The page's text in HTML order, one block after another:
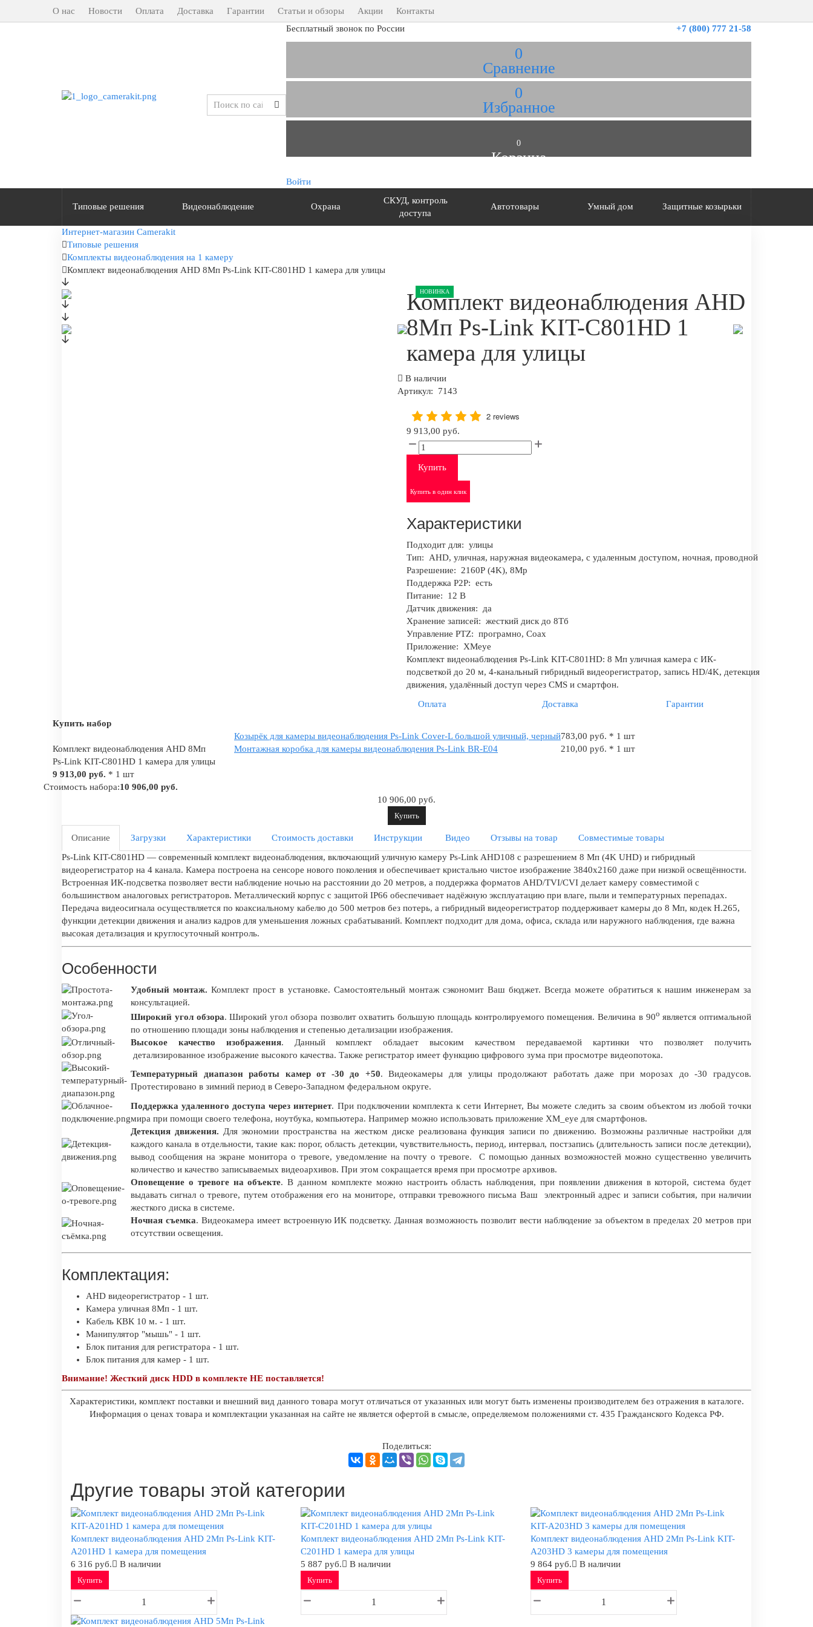
О нас Новости Оплата Доставка Гарантии Статьи и обзоры Акции
Контакты
+7 (800) 777 21-58
Бесплатный звонок по России
0
Сравнение
0
Избранное
0
Корзина
Войти
Типовые решения Видеонаблюдение Охрана
СКУД, контроль
доступа
Автотовары Умный дом Защитные козырьки
Интернет-магазин Camerakit
Типовые решения
Комплекты видеонаблюдения на 1 камеру
Комплект видеонаблюдения AHD 8Мп Ps-Link KIT-C801HD 1 камера для улицы
НОВИНКА
Комплект видеонаблюдения AHD
8Мп Ps-Link KIT-C801HD 1
камера для улицы
В наличии
Артикул:
7143
2 reviews
9 913,00 руб.
Купить
Купить в один клик
Характеристики
Подходит для: улицы
Тип:
AHD, уличная, наружная видеокамера, с удаленным доступом, ночная, проводной
Разрешение:
2160Р (4K), 8Mp
Поддержка P2P: есть
Питание:
12 В
Датчик движения:
да
Хранение записей: жесткий диск до 8Тб
Управление PTZ: програмно, Coax
Приложение:
XMeye
Комплект видеонаблюдения Ps-Link KIT-C801HD: 8 Мп уличная камера с ИК-
подсветкой до 20 м, 4-канальный гибридный видеорегистратор, запись HD/4K, детекция
движения, удалённый доступ через CMS и смартфон.
Оплата
Доставка
Гарантии
Купить набор
Комплект видеонаблюдения AHD 8Мп
Ps-Link KIT-C801HD 1 камера для улицы
9 913,00 руб. * 1 шт
Козырёк для камеры видеонаблюдения Ps-Link Cover-L большой уличный, черный783,00 руб. * 1 шт
Монтажная коробка для камеры видеонаблюдения Ps-Link BR-E04
210,00 руб. * 1 шт
Стоимость набора:10 906,00 руб.
10 906,00 руб.
Купить
Описание Загрузки Характеристики Стоимость доставки Инструкции Видео Отзывы на товар
Совместимые товары
Ps-Link KIT-C801HD — современный комплект видеонаблюдения, включающий уличную камеру Ps-Link AHD108 с разрешением 8 Мп (4K UHD) и гибридный
видеорегистратор на 4 канала. Камера построена на сенсоре нового поколения и обеспечивает кристально чистое изображение 3840x2160 даже при низкой освещённости.
Встроенная ИК-подсветка позволяет вести наблюдение ночью на расстоянии до 20 метров, а поддержка форматов AHD/TVI/CVI делает камеру совместимой с
большинством аналоговых регистраторов. Металлический корпус с защитой IP66 обеспечивает надёжную эксплуатацию при влаге, пыли и температурных перепадах.
Передача видеосигнала осуществляется по коаксиальному кабелю до 500 метров без потерь, а гибридный видеорегистратор поддерживает камеры до 8 Мп, кодек H.265,
функции детекции движения и анализ кадров для уменьшения ложных срабатываний. Комплект подходит для дома, офиса, склада или наружного наблюдения, где важна
высокая детализация и круглосуточный контроль.
Особенности
Удобный монтаж. Комплект прост в установке. Самостоятельный монтаж сэкономит Ваш бюджет. Всегда можете обратиться к нашим инженерам за
консультацией.
Широкий угол обзора. Широкий угол обзора позволит охватить большую площадь контролируемого помещения. Величина в 90о является оптимальной
по отношению площади зоны наблюдения и степенью детализации изображения.
Высокое качество изображения. Данный комплект обладает высоким качеством передаваемой картинки что позволяет получить
детализированное изображение высокого качества. Также регистратор имеет функцию цифрового зума при просмотре видеопотока.
Температурный диапазон работы камер от -30 до +50. Видеокамеры для улицы продолжают работать даже при морозах до -30 градусов.
Протестировано в зимний период в Северо-Западном федеральном округе.
Поддержка удаленного доступа через интернет. При подключении комплекта к сети Интернет, Вы можете следить за своим объектом из любой точки
мира при помощи своего телефона, ноутбука, компьютера. Например можно использовать приложение XM_eye для смартфонов.
Детекция движения. Для экономии пространства на жестком диске реализована функция записи по движению. Возможны различные настройки для
каждого канала в отдельности, такие как: порог, область детекции, чувствительность, период, интервал, постзапись (длительность записи после детекции),
вывод сообщения на экране монитора о тревоге, уведомление на почту о тревоге. С помощью данных возможностей можно существенно увеличить
количество и качество записываемых видеоархивов. При этом сокращается время при просмотре архивов.
Оповещение о тревоге на объекте. В данном комплекте можно настроить область наблюдения, при появлении движения в которой, система будет
выдавать сигнал о тревоге, путем отображения его на мониторе, отправки тревожного письма Ваш электронный адрес и записи события, при наличии
жесткого диска в системе.
Ночная съемка. Видеокамера имеет встроенную ИК подсветку. Данная возможность позволит вести наблюдение за объектом в пределах 20 метров при
отсутствии освещения.
Комплектация:
AHD видеорегистратор - 1 шт.
Камера уличная 8Мп - 1 шт.
Кабель КВК 10 м. - 1 шт.
Манипулятор "мышь" - 1 шт.
Блок питания для регистратора - 1 шт.
Блок питания для камер - 1 шт.
Внимание! Жесткий диск HDD в комплекте НЕ поставляется!
Характеристики, комплект поставки и внешний вид данного товара могут отличаться от указанных или могут быть изменены производителем без отражения в каталоге.
Информация о ценах товара и комплектации указанная на сайте не является офертой в смысле, определяемом положениями ст. 435 Гражданского Кодекса РФ.
Поделиться:
Другие товары этой категории
Комплект видеонаблюдения AHD 2Мп Ps-Link KIT-
A201HD 1 камера для помещения
6 316 руб.
В наличии
Купить
Комплект видеонаблюдения AHD 2Мп Ps-Link KIT-
C201HD 1 камера для улицы
5 887 руб.
В наличии
Купить
Комплект видеонаблюдения AHD 2Мп Ps-Link KIT-
A203HD 3 камеры для помещения
9 864 руб.
В наличии
Купить